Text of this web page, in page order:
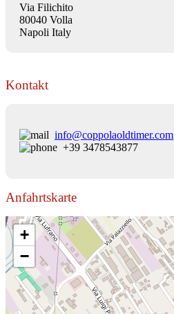
Via Filichito
80040 Volla
Napoli Italy
Kontakt
info@coppolaoldtimer.com
+39 3478543877
Anfahrtskarte
+
−